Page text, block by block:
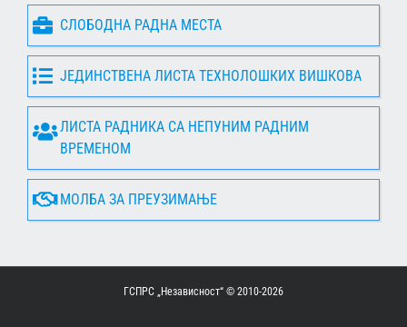
СЛОБОДНА РАДНА МЕСТА
ЈЕДИНСТВЕНА ЛИСТА ТЕХНОЛОШКИХ ВИШКОВА
ЛИСТА РАДНИКА СА НЕПУНИМ РАДНИМ
ВРЕМЕНОМ
МОЛБА ЗА ПРЕУЗИМАЊЕ
ГСПРС „Независност“ © 2010-2026